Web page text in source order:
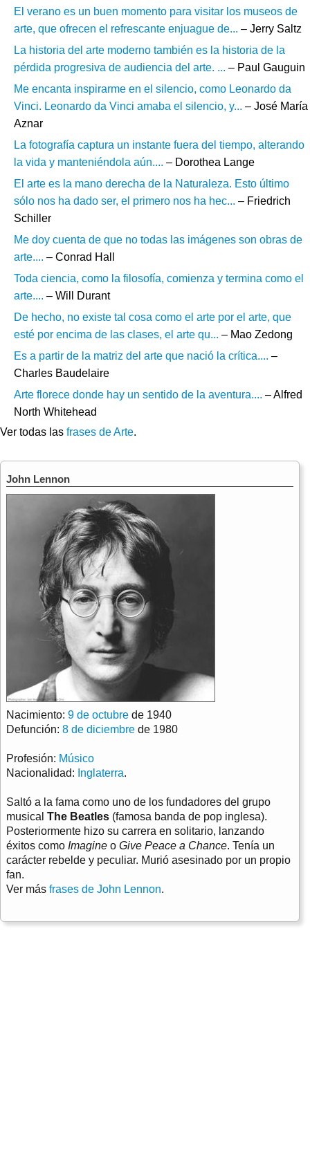
El verano es un buen momento para visitar los museos de
arte, que ofrecen el refrescante enjuague de... – Jerry Saltz
La historia del arte moderno también es la historia de la
pérdida progresiva de audiencia del arte. ... – Paul Gauguin
Me encanta inspirarme en el silencio, como Leonardo da
Vinci. Leonardo da Vinci amaba el silencio, y... – José María
Aznar
La fotografía captura un instante fuera del tiempo, alterando
la vida y manteniéndola aún.... – Dorothea Lange
El arte es la mano derecha de la Naturaleza. Esto último
sólo nos ha dado ser, el primero nos ha hec... – Friedrich
Schiller
Me doy cuenta de que no todas las imágenes son obras de
arte.... – Conrad Hall
Toda ciencia, como la filosofía, comienza y termina como el
arte.... – Will Durant
De hecho, no existe tal cosa como el arte por el arte, que
esté por encima de las clases, el arte qu... – Mao Zedong
Es a partir de la matriz del arte que nació la crítica.... –
Charles Baudelaire
Arte florece donde hay un sentido de la aventura.... – Alfred
North Whitehead
Ver todas las frases de Arte.
John Lennon
Nacimiento: 9 de octubre de 1940
Defunción: 8 de diciembre de 1980
Profesión: Músico
Nacionalidad: Inglaterra.
Saltó a la fama como uno de los fundadores del grupo
musical The Beatles (famosa banda de pop inglesa).
Posteriormente hizo su carrera en solitario, lanzando
éxitos como Imagine o Give Peace a Chance. Tenía un
carácter rebelde y peculiar. Murió asesinado por un propio
fan.
Ver más frases de John Lennon.